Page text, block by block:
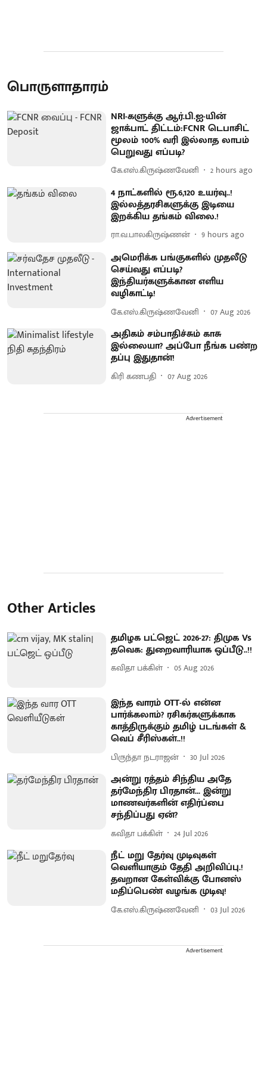
பொருளாதாரம்
NRI-களுக்கு ஆர்.பி.ஐ-யின்
ஜாக்பாட் திட்டம்:FCNR டெபாசிட்
மூலம் 100% வரி இல்லாத லாபம்
பெறுவது எப்படி?
கே.எஸ்.கிருஷ்ணவேனி 2 hours ago
4 நாட்களில் ரூ.6,120 உயர்வு..!
இல்லத்தரசிகளுக்கு இடியை
இறக்கிய தங்கம் விலை.!
ரா.வ.பாலகிருஷ்ணன் 9 hours ago
அமெரிக்க பங்குகளில் முதலீடு
செய்வது எப்படி?
இந்தியர்களுக்கான எளிய
வழிகாட்டி!
கே.எஸ்.கிருஷ்ணவேனி 07 Aug 2026
அதிகம் சம்பாதிச்சும் காசு
இல்லையா? அப்போ நீங்க பண்ற
தப்பு இதுதான்!
கிரி கணபதி 07 Aug 2026
Advertisement
Other Articles
தமிழக பட்ஜெட் 2026-27: திமுக Vs
தவெக: துறைவாரியாக ஒப்பீடு..!!
கவிதா பக்கிள் 05 Aug 2026
இந்த வாரம் OTT-ல் என்ன
பார்க்கலாம்? ரசிகர்களுக்காக
காத்திருக்கும் தமிழ் படங்கள் &
வெப் சீரிஸ்கள்..!!
பிருந்தா நடராஜன் 30 Jul 2026
அன்று ரத்தம் சிந்திய அதே
தர்மேந்திர பிரதான்... இன்று
மாணவர்களின் எதிர்ப்பை
சந்திப்பது ஏன்?
கவிதா பக்கிள் 24 Jul 2026
நீட் மறு தேர்வு முடிவுகள்
வெளியாகும் தேதி அறிவிப்பு.!
தவறான கேள்விக்கு போனஸ்
மதிப்பெண் வழங்க முடிவு!
கே.எஸ்.கிருஷ்ணவேனி 03 Jul 2026
Advertisement